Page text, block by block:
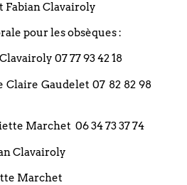
abonnez-vous !
Fabian Clavairoly
pour les obsèques :
07 77 93 42 18
Claire Gaudelet 07 82 82 98
Marchet 06 34 73 37 74
Clavairoly
Marchet